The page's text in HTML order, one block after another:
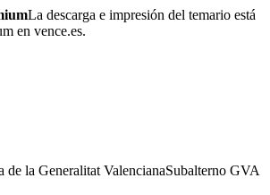
La descarga e impresión del temario está
en vence.es.
de la Generalitat ValencianaSubalterno GVA